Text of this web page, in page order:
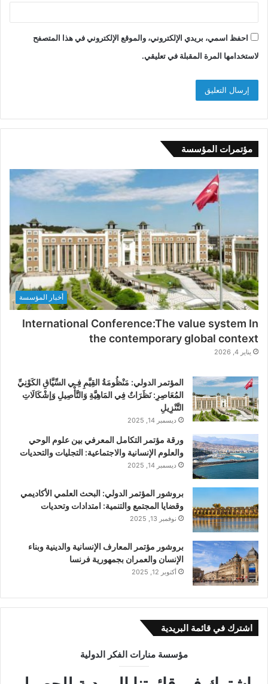
احفظ اسمي، بريدي الإلكتروني، والموقع الإلكتروني في هذا المتصفح
لاستخدامها المرة المقبلة في تعليقي.
مؤتمرات المؤسسة
أخبار المؤسسة
International Conference:The value system In
the contemporary global context
يناير 4, 2026
المؤتمر الدولي: مَنْظُومَةُ القِيَّمِ فِـي السِّيَّاقِ الكَوْنِيِّ
المُعَاصِرِ: نَظَرَاتٌ فِي المَاهِيَّةِ وَالتَّأْصِيلِ وَإشْكَالَاتِ
التَّنْزِيلِ
ديسمبر 14, 2025
ورقة مؤتمر التكامل المعرفي بين علوم الوحي
والعلوم الإنسانية والاجتماعية: التجليات والتحديات
ديسمبر 14, 2025
بروشور المؤتمر الدولي: اﻟﺒﺤﺚ اﻟﻌﻠﻤﻲ اﻷﻛﺎدﻳﻤﻲ
وﻗﻀﺎﻳﺎ اﻟﻤﺠﺘﻤﻊ واﻟﺘﻨﻤﻴﺔ: اﻣﺘﺪادات وتحديات
نوفمبر 13, 2025
بروشور مؤتمر المعارف الإنسانية والدينية وبناء
الإنسان والعمران بجمهورية فرنسا
أكتوبر 12, 2025
اشترك في قائمة البريدية
مؤسسة منارات الفكر الدولية